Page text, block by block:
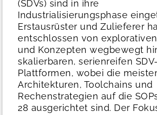
(SDVs) sind in ihre
Industrialisierungsphase
Erstausrüster und Zulieferer
entschlossen von
und Konzepten wegbewegt
skalierbaren, serienreifen SDV-
Plattformen, wobei die
Architekturen, Toolchains und
Rechenstrategien auf die
28 ausgerichtet sind. Der